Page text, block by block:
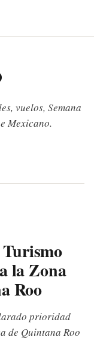
vuelos, Semana
Mexicano.
la Zona
Roo
prioridad
de Quintana Roo